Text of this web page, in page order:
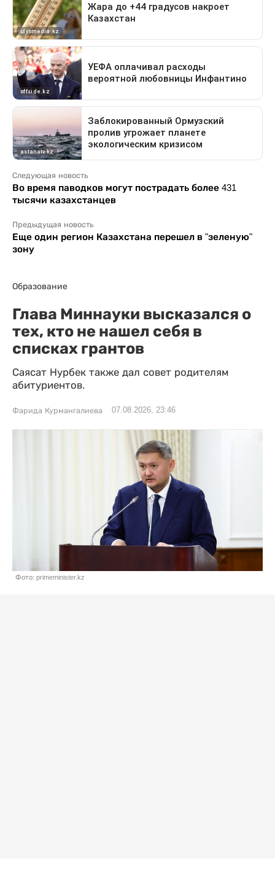
Следующая новость
Во время паводков могут пострадать более 431
тысячи казахстанцев
Предыдущая новость
Еще один регион Казахстана перешел в "зеленую"
зону
Образование
Глава Миннауки высказался о
тех, кто не нашел себя в
списках грантов
Саясат Нурбек также дал совет родителям
абитуриентов.
Фарида Курмангалиева 07.08.2026, 23:46
Фото: primeminister.kz